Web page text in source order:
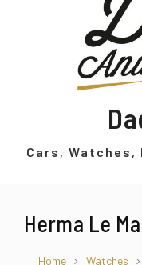
Cars,
Herma Le
Home Watches